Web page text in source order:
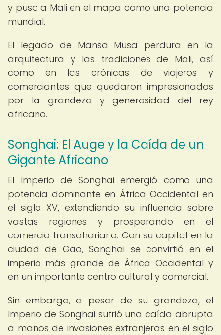
y puso a Mali en el mapa como una potencia
mundial.
El legado de Mansa Musa perdura en la
arquitectura y las tradiciones de Mali, así
como en las crónicas de viajeros y
comerciantes que quedaron impresionados
por la grandeza y generosidad del rey
africano.
Songhai: El Auge y la Caída de un
Gigante Africano
El Imperio de Songhai emergió como una
potencia dominante en África Occidental en
el siglo XV, extendiendo su influencia sobre
vastas regiones y prosperando en el
comercio transahariano. Con su capital en la
ciudad de Gao, Songhai se convirtió en el
imperio más grande de África Occidental y
en un importante centro cultural y comercial.
Sin embargo, a pesar de su grandeza, el
Imperio de Songhai sufrió una caída abrupta
a manos de invasiones extranjeras en el siglo